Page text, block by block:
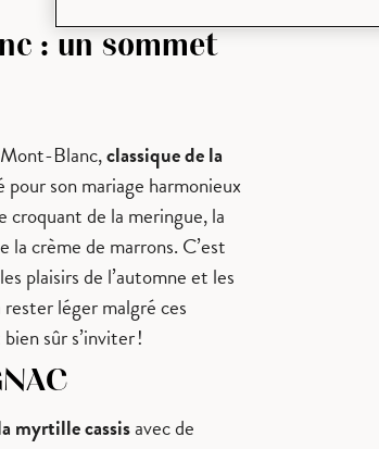
: un sommet
Blanc,classique de la
son mariage harmonieux
de la meringue, la
la crème de marrons. C’est
plaisirs de l’automne et les
léger malgré ces
sûr s’inviter !
myrtille cassisavec de